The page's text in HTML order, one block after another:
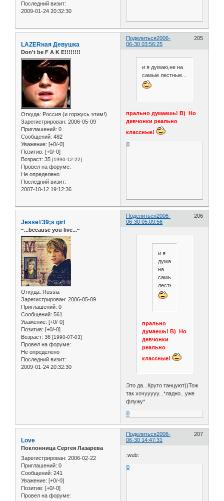
Последний визит:
2009-01-24 20:32:30
Поделиться 205
2006-
06-30 03:56:25
LAZERная Девушка
Don't be F A K E!!!!!!!!
Откуда: Россия (и горжусь этим!)
Зарегистрирован: 2006-05-09
Приглашений: 0
Сообщений: 482
Уважение: [+0/-0]
Позитив: [+0/-0]
Возраст: 35 [1990-12-22]
Провел на форуме:
Не определено
Последний визит:
2007-10-12 19:12:36
и я думаю,не на
самые лестные...
прально думаешь! B) Но
девчонки реально
классные!
0
Поделиться 206
2006-
06-30 05:09:56
Jesse#39;s girl
~...because you live...~
Откуда: Russia
Зарегистрирован: 2006-05-09
Приглашений: 0
Сообщений: 561
Уважение: [+0/-0]
Позитив: [+0/-0]
Возраст: 36 [1990-07-03]
Провел на форуме:
Не определено
Последний визит:
2009-01-24 20:32:30
и я
думаю,не
на
самые
лестные...
прально
думаешь! B) Но
девчонки
реально
классные!
Это да...Круто танцуют))Тож
так хочууууу...*ладно...уже
флужу*
0
Поделиться 207
2006-
06-30 14:47:31
Love
Поклонница Сергея Лазарева
Зарегистрирован: 2006-02-22
Приглашений: 0
Сообщений: 241
Уважение: [+0/-0]
Позитив: [+0/-0]
Провел на форуме:
:wub:
0